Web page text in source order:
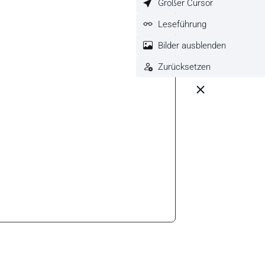
Großer Cursor
Leseführung
Bilder ausblenden
Zurücksetzen